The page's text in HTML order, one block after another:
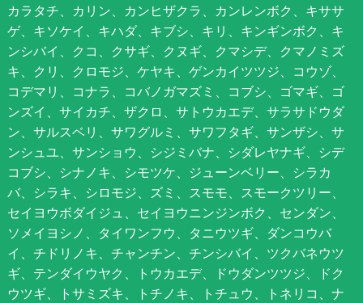
カラタチ、カリン、カンヒザクラ、カンレンボク、キササ
ゲ、キソケイ、キハダ、キブシ、キリ、キンギンボク、キ
ンシバイ、クコ、クサギ、クヌギ、クマシデ、クマノミズ
キ、クリ、クロモジ、ケヤキ、ゲンカイツツジ、コウゾ、
コデマリ、コナラ、コバノガマズミ、コブシ、ゴマギ、ゴ
ンズイ、サイカチ、ザクロ、サトウカエデ、サラサドウダ
ン、サルスベリ、サワグルミ、サワフタギ、サンザシ、サ
ンシュユ、サンショウ、シジミバナ、シダレヤナギ、シデ
コブシ、シナノキ、シモツケ、ジューンベリー、シラカ
バ、シラキ、シロモジ、ズミ、スモモ、スモークツリー、
セイヨウボダイジュ、セイヨウニンジンボク、センダン、
ソメイヨシノ、タイワンフウ、タニウツギ、ダンコウバ
イ、チドリノキ、チャンチン、チンシバイ、ツクバネウツ
ギ、テンダイウヤク、トウカエデ、ドウダンツツジ、ドク
ウツギ、トサミズキ、トチノキ、トチュウ、トネリコ、ナ